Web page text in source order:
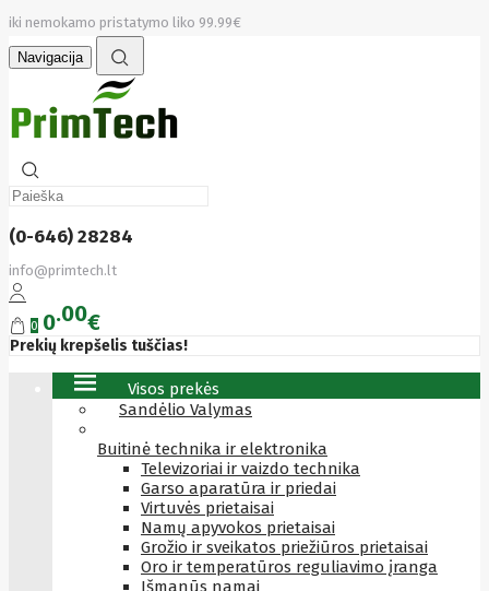
iki nemokamo pristatymo liko 99.99€
Navigacija
(0-646) 28284
info@primtech.lt
0 0 00€
Prekių krepšelis tuščias!
Visos prekės
Sandėlio Valymas
Buitinė technika ir elektronika
Televizoriai ir vaizdo technika
Garso aparatūra ir priedai
Virtuvės prietaisai
Namų apyvokos prietaisai
Grožio ir sveikatos priežiūros prietaisai
Oro ir temperatūros reguliavimo įranga
Išmanūs namai